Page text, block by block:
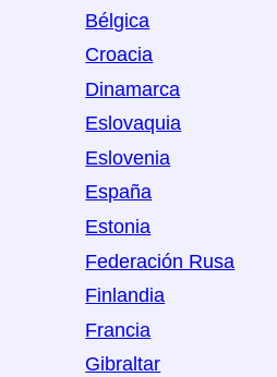
Bélgica
Croacia
Dinamarca
Eslovaquia
Eslovenia
España
Estonia
Federación Rusa
Finlandia
Francia
Gibraltar